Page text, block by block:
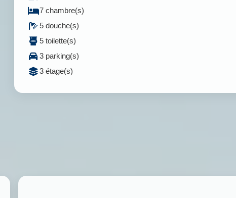
7 chambre(s)
5 douche(s)
5 toilette(s)
3 parking(s)
3 étage(s)